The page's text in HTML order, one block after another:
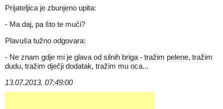
Prijateljica je zbunjeno upita:
- Ma daj, pa što te muči?
Plavuša tužno odgovara:
- Ne znam gdje mi je glava od silnih briga - tražim pelene, tražim
dudu, tražim dječji dodatak, tražim mu oca...
13.07.2013. 07:49:00